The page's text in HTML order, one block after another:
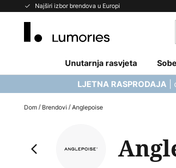
Najširi izbor brendova u Europi
Skip
Unutarnja rasvjeta Sobe
LJETNA RASPRODAJA |
Dom Brendovi Anglepoise